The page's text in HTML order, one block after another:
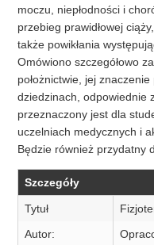
moczu, niepłodności i
przebieg prawidłowej
także powikłania
Omówiono szczegółowo
położnictwie, jej
dziedzinach, odpowiednie
przeznaczony jest dla
uczelniach medycznych i
Będzie również przydatny
Szczegóły
Tytuł
Autor: